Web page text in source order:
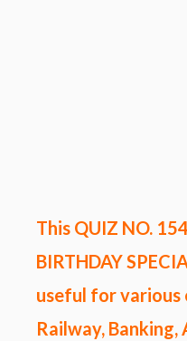
This QUIZ NO. 154
BIRTHDAY
useful for various
Railway, Banking,